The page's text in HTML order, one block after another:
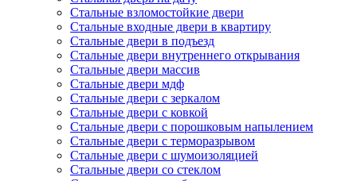
Стальные взломостойкие двери
Стальные входные двери в квартиру
Стальные двери в подъезд
Стальные двери внутреннего открывания
Стальные двери массив
Стальные двери мдф
Стальные двери с зеркалом
Стальные двери с ковкой
Стальные двери с порошковым напылением
Стальные двери с терморазрывом
Стальные двери с шумоизоляцией
Стальные двери со стеклом